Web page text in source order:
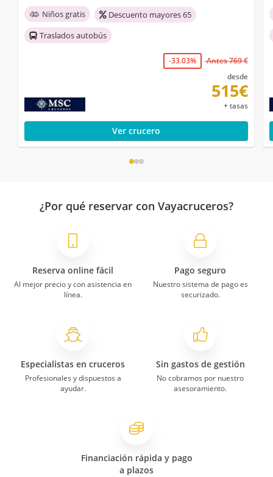
Niños gratis
Descuento mayores 65
Traslados autobús
-33.03%
Antes 769 €
desde
515€
+ tasas
Ver crucero
¿Por qué reservar con Vayacruceros?
Reserva online fácil
Al mejor precio y con asistencia en
línea.
Pago seguro
Nuestro sistema de pago es
securizado.
Especialistas en cruceros
Profesionales y dispuestos a
ayudar.
Sin gastos de gestión
No cobramos por nuestro
asesoramiento.
Financiación rápida y pago
a plazos